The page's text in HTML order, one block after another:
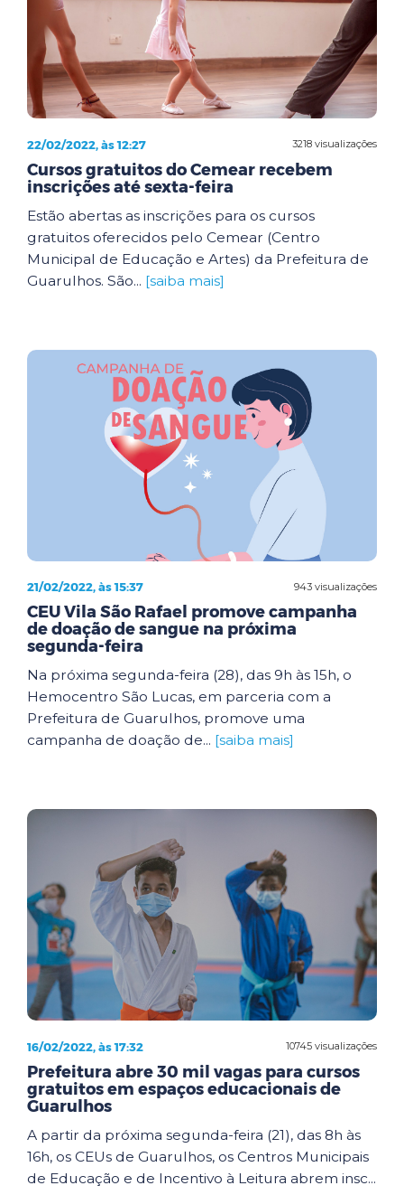
3218 visualizações
22/02/2022, às 12:27
Cursos gratuitos do Cemear recebem
inscrições até sexta-feira
Estão abertas as inscrições para os cursos
gratuitos oferecidos pelo Cemear (Centro
Municipal de Educação e Artes) da Prefeitura de
Guarulhos. São... [saiba mais]
943 visualizações
21/02/2022, às 15:37
CEU Vila São Rafael promove campanha
de doação de sangue na próxima
segunda-feira
Na próxima segunda-feira (28), das 9h às 15h, o
Hemocentro São Lucas, em parceria com a
Prefeitura de Guarulhos, promove uma
campanha de doação de... [saiba mais]
10745 visualizações
16/02/2022, às 17:32
Prefeitura abre 30 mil vagas para cursos
gratuitos em espaços educacionais de
Guarulhos
A partir da próxima segunda-feira (21), das 8h às
16h, os CEUs de Guarulhos, os Centros Municipais
de Educação e de Incentivo à Leitura abrem insc...